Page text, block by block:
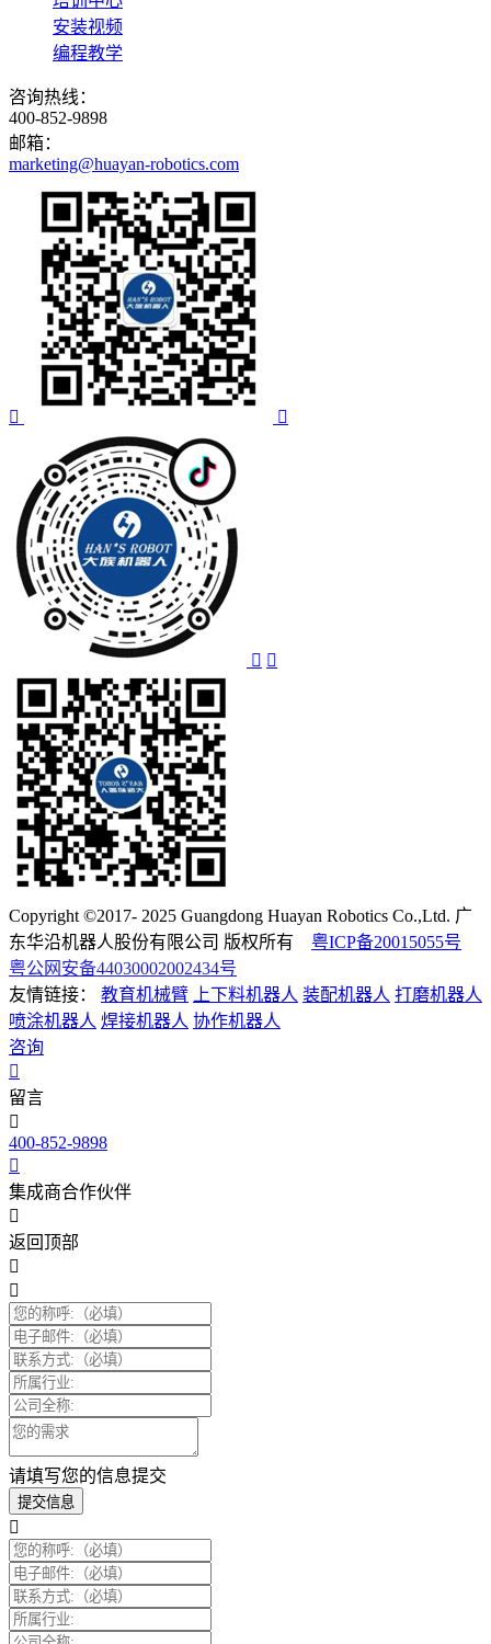
安装视频
编程教学
咨询热线：
400-852-9898
邮箱：
marketing@huayan-robotics.com
Copyright ©2017- 2025 Guangdong Huayan Robotics Co.,Ltd. 广
东华沿机器人股份有限公司 版权所有 粤ICP备20015055号
粤公网安备44030002002434号
友情链接：
教育机械臂 上下料机器人 装配机器人 打磨机器人
喷涂机器人 焊接机器人 协作机器人
咨询
留言
400-852-9898
集成商合作伙伴
返回顶部
请填写您的信息提交
提交信息